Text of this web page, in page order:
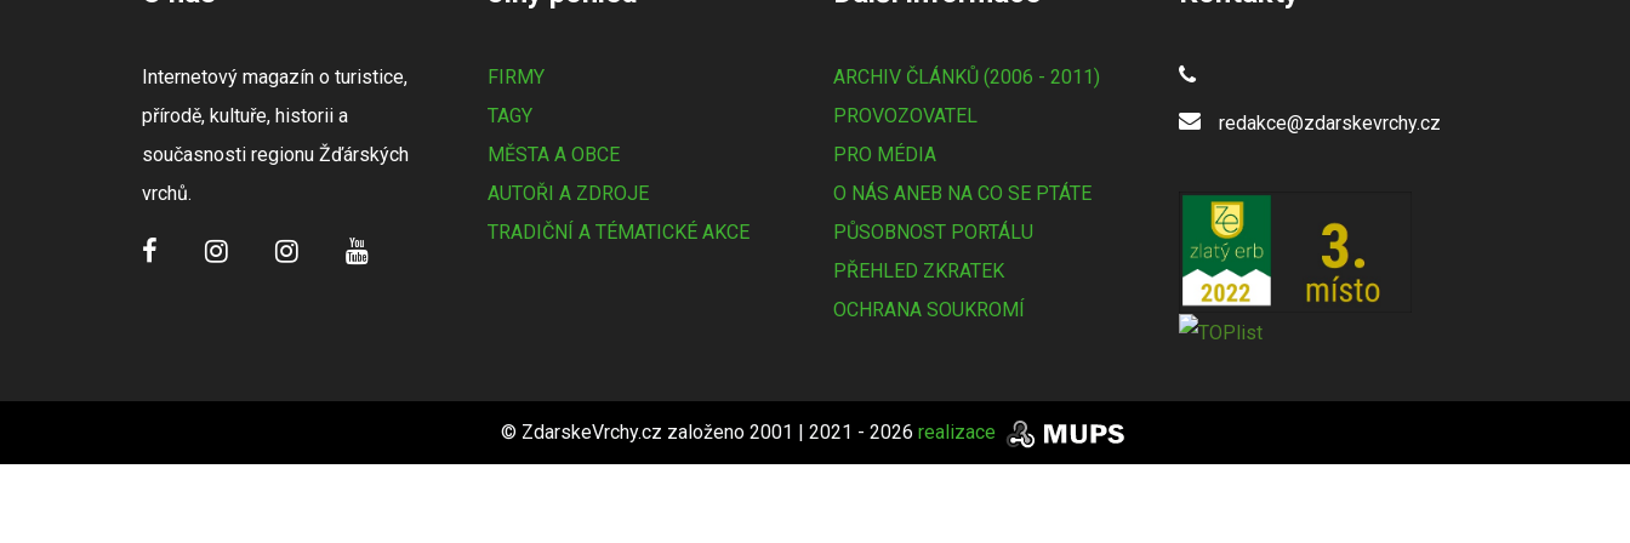
Internetový magazín o turistice,
přírodě, kultuře, historii a
současnosti regionu Žďárských
vrchů.
FIRMY
TAGY
MĚSTA A OBCE
AUTOŘI A ZDROJE
TRADIČNÍ A TÉMATICKÉ AKCE
ARCHIV ČLÁNKŮ (2006 - 2011)
PROVOZOVATEL
PRO MÉDIA
O NÁS ANEB NA CO SE PTÁTE
PŮSOBNOST PORTÁLU
PŘEHLED ZKRATEK
OCHRANA SOUKROMÍ
redakce@zdarskevrchy.cz
© ZdarskeVrchy.cz založeno 2001 | 2021 - 2026 realizace